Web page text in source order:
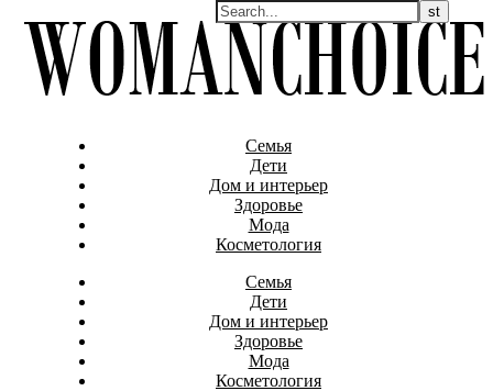
Семья
Дети
Дом и интерьер
Здоровье
Мода
Косметология
Семья
Дети
Дом и интерьер
Здоровье
Мода
Косметология